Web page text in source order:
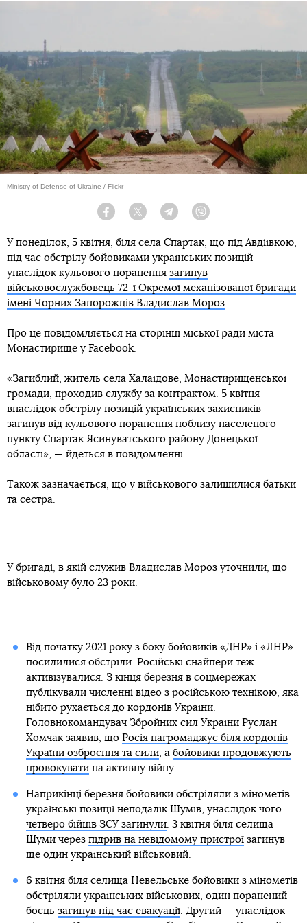
Ministry of Defense of Ukraine / Flickr
Facebook Twitter Telegram
У понеділок, 5 квітня, біля села Спартак, що під Авдіївкою,
під час обстрілу бойовиками українських позицій
унаслідок кульового поранення загинув
військовослужбовець 72-ї Окремої механізованої бригади
імені Чорних Запорожців Владислав Мороз.
Про це повідомляється на сторінці міської ради міста
Монастирище у Facebook.
«Загиблий, житель села Халаїдове, Монастирищенської
громади, проходив службу за контрактом. 5 квітня
внаслідок обстрілу позицій українських захисників
загинув від кульового поранення поблизу населеного
пункту Спартак Ясинуватського району Донецької
області», — йдеться в повідомленні.
Також зазначається, що у військового залишилися батьки
та сестра.
У бригаді, в якій служив Владислав Мороз уточнили, що
військовому було 23 роки.
Від початку 2021 року з боку бойовиків «ДНР» і «ЛНР»
посилилися обстріли. Російські снайпери теж
активізувалися. З кінця березня в соцмережах
публікували численні відео з російською технікою, яка
нібито рухається до кордонів України.
Головнокомандувач Збройних сил України Руслан
Хомчак заявив, що Росія нагромаджує біля кордонів
України озброєння та сили, а бойовики продовжують
провокуватина активну війну.
Наприкінці березня бойовики обстріляли з мінометів
українські позиції неподалік Шумів, унаслідок чого
четверо бійців ЗСУ загинули. 3 квітня біля селища
Шуми через підрив на невідомому пристроїзагинув
ще один український військовий.
6 квітня біля селища Невельське бойовики з мінометів
обстріляли українських військових, один поранений
боєць загинув під час евакуації. Другий — унаслідок